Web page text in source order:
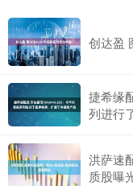
创达盈
捷希缘
列进行
洪萨速
质股曝